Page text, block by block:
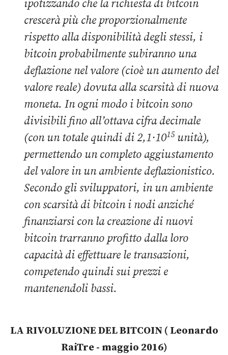
ipotizzando che la richiesta di bitcoin
crescerà più che proporzionalmente
rispetto alla disponibilità degli stessi, i
bitcoin probabilmente subiranno una
deflazione nel valore (cioè un aumento del
valore reale) dovuta alla scarsità di nuova
moneta. In ogni modo i bitcoin sono
divisibili fino all’ottava cifra decimale
(con un totale quindi di 2,1·1015 unità),
permettendo un completo aggiustamento
del valore in un ambiente deflazionistico.
Secondo gli sviluppatori, in un ambiente
con scarsità di bitcoin i nodi anziché
finanziarsi con la creazione di nuovi
bitcoin trarranno profitto dalla loro
capacità di effettuare le transazioni,
competendo quindi sui prezzi e
mantenendoli bassi.
LA RIVOLUZIONE DEL BITCOIN ( Leonardo
RaiTre - maggio 2016)